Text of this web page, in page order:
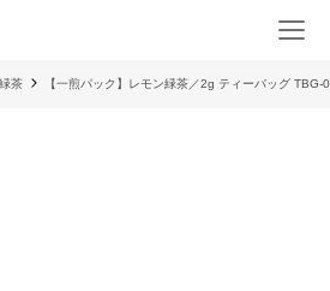
緑茶 【一煎パック】レモン緑茶／2g ティーバッグ TBG-